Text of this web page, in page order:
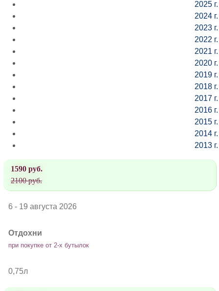
2025 г.
2024 г.
2023 г.
2022 г.
2021 г.
2020 г.
2019 г.
2018 г.
2017 г.
2016 г.
2015 г.
2014 г.
2013 г.
1590 руб.
2100 руб.
6 - 19 августа 2026
Отдохни
при покупке от 2-х бутылок
0,75л